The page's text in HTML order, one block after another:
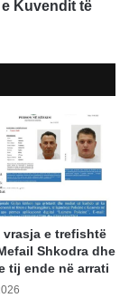
Kuvendit të
vrasja e trefishtë
Shkodra dhe
tij ende në arrati